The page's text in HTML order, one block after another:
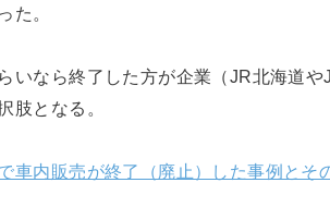
た。
いなら終了した方が企業（JR北海道
肢となる。
車内販売が終了（廃止）した事例とそ